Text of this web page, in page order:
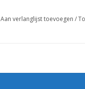
Aan verlanglijst toevoegen /